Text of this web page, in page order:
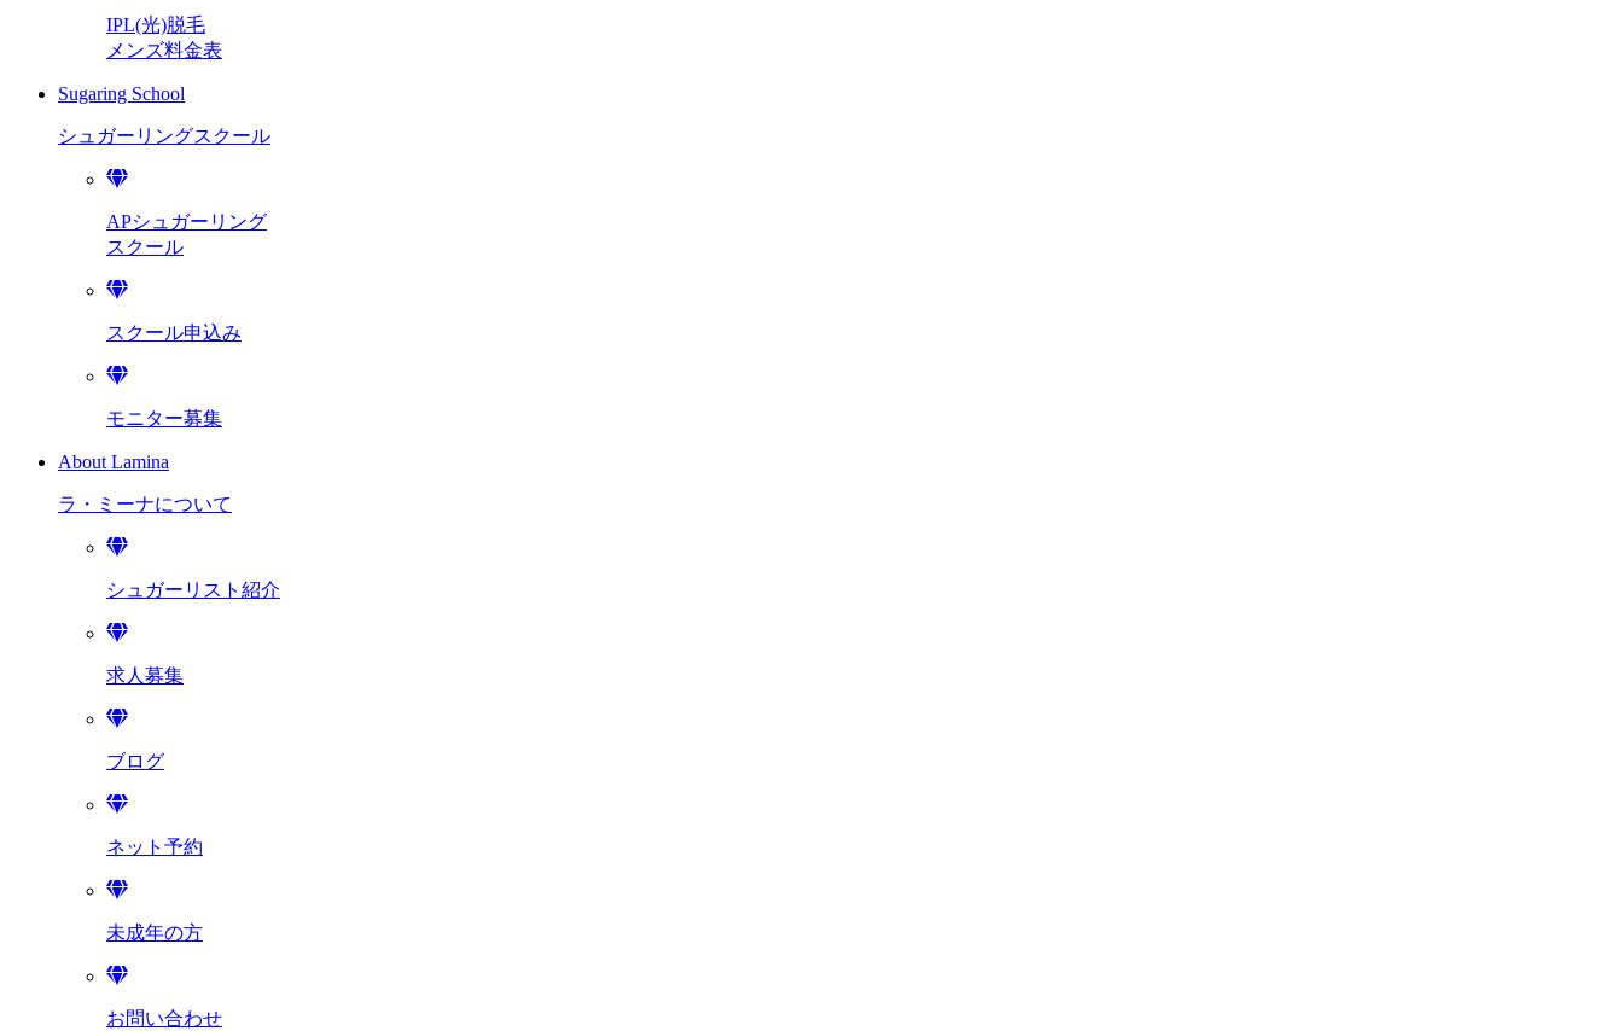
IPL(光)脱毛
メンズ料金表
Sugaring School
シュガーリングスクール
APシュガーリング
スクール
スクール申込み
モニター募集
About Lamina
ラ・ミーナについて
シュガーリスト紹介
求人募集
ブログ
ネット予約
未成年の方
お問い合わせ